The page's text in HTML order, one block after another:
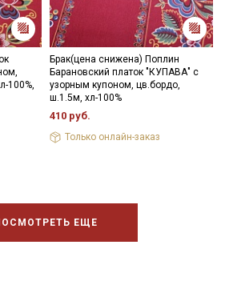
100%,
Брак(цена снижена) Поплин
Барановский платок "КУПАВА" с
узорным купоном, цв.бордо,
ш.1.5м, хл-100%
410 руб.
Только онлайн-заказ
ЕЩЕ